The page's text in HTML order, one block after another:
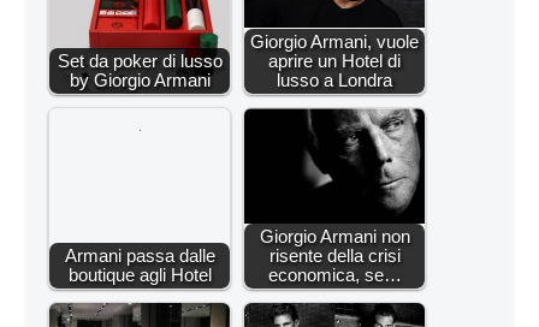
Set da poker di lusso
by Giorgio Armani
Giorgio Armani, vuole
aprire un Hotel di
lusso a Londra
Armani passa dalle
boutique agli Hotel
Giorgio Armani non
risente della crisi
economica, se…